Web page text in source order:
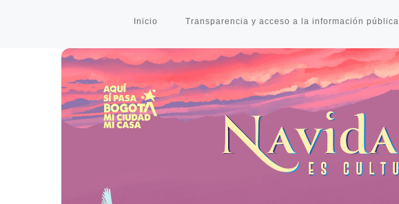
Inicio Transparencia y acceso a la información pública